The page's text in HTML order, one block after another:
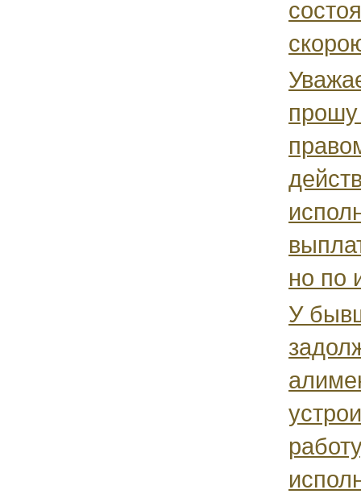
прошу
но по
У